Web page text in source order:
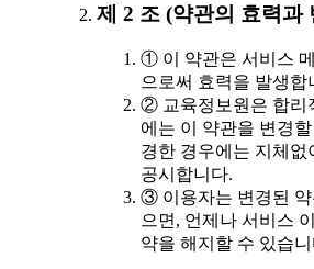
제 2 조 (약관의 효력과
① 이 약관은 서비스
으로써 효력을 발생합
② 교육정보원은 합리
에는 이 약관을 변경
경한 경우에는 지체
공시합니다.
③ 이용자는 변경된
으면, 언제나 서비스
약을 해지할 수 있습니